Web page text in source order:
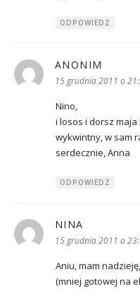
ODPOWIEDZ
ANONIM
15 grudnia 2011 o
Nino,
i losos i dorsz
wykwintny, w sam
serdecznie, Anna
ODPOWIEDZ
NINA
15 grudnia 2011 o
Aniu, mam
(mniej gotowej na